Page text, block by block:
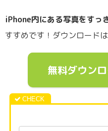
iPhone内にある写真をすっ
すすめです！ダウンロード
無料ダウン